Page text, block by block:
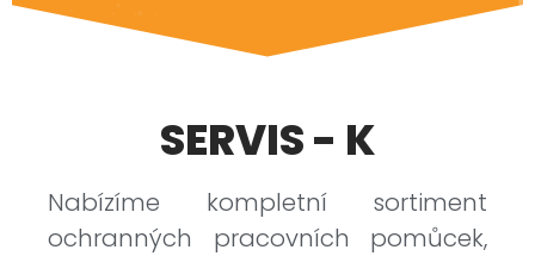
SERVIS - K
Nabízíme kompletní sortiment
ochranných pracovních pomůcek,